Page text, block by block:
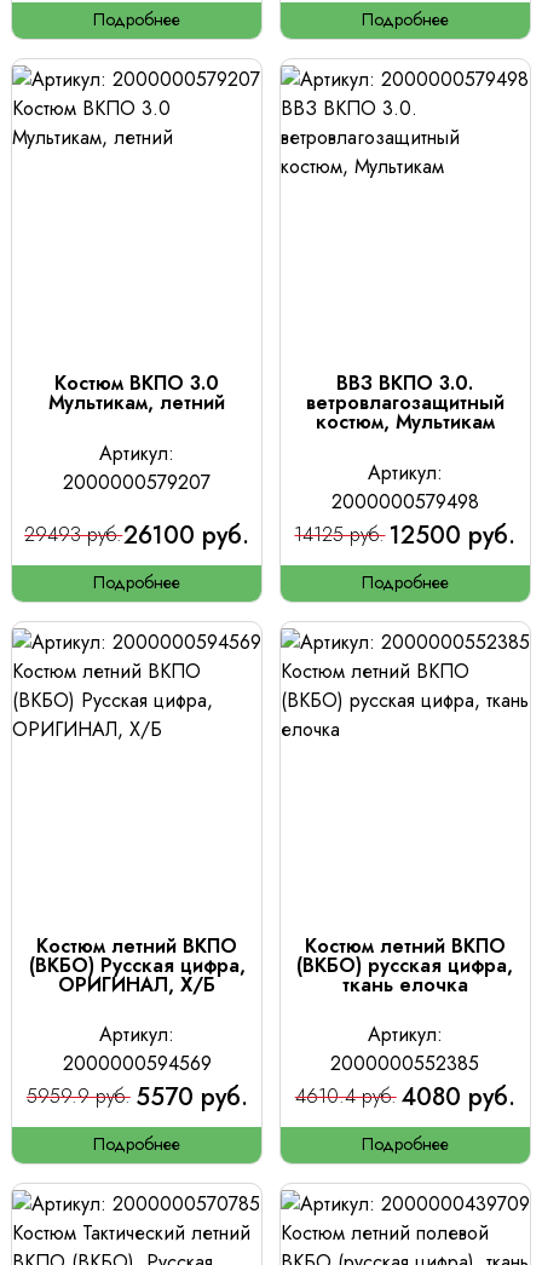
Подробнее Подробнее
Костюм ВКПО 3.0
Мультикам, летний
Артикул:
2000000579207
29493 руб.26100 руб.
Подробнее
ВВЗ ВКПО 3.0.
ветровлагозащитный
костюм, Мультикам
Артикул:
2000000579498
14125 руб. 12500 руб.
Подробнее
Костюм летний ВКПО
(ВКБО) Русская цифра,
ОРИГИНАЛ, Х/Б
Артикул:
2000000594569
5959.9 руб. 5570 руб.
Подробнее
Костюм летний ВКПО
(ВКБО) русская цифра,
ткань елочка
Артикул:
2000000552385
4610.4 руб.4080 руб.
Подробнее